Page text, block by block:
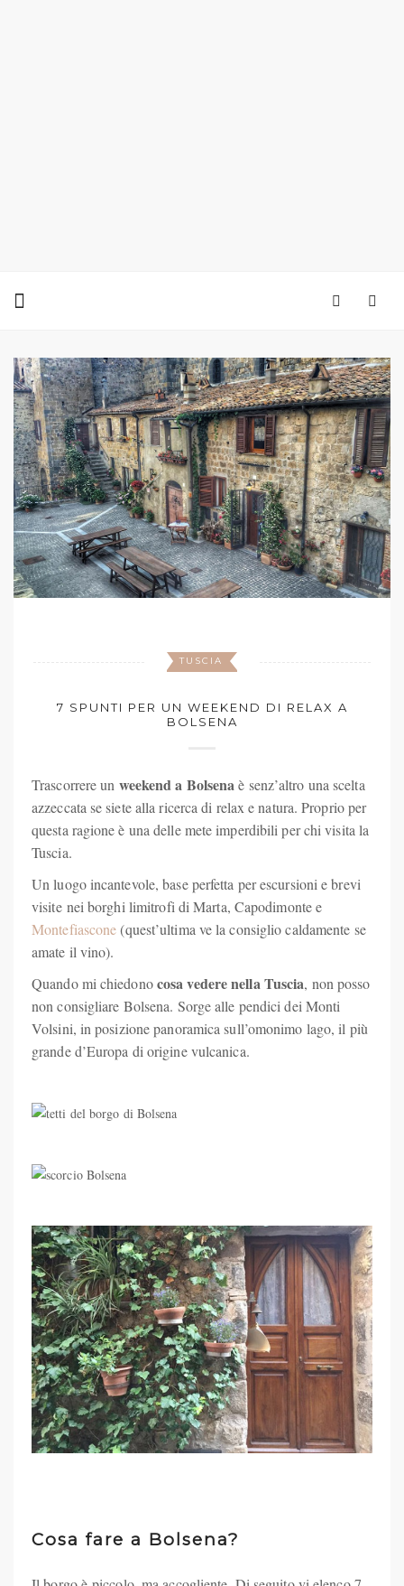
TUSCIA
7 SPUNTI PER UN WEEKEND DI RELAX A
BOLSENA
Trascorrere un weekend a Bolsena è senz’altro una scelta
azzeccata se siete alla ricerca di relax e natura. Proprio per
questa ragione è una delle mete imperdibili per chi visita la
Tuscia.
Un luogo incantevole, base perfetta per escursioni e brevi
visite nei borghi limitrofi di Marta, Capodimonte e
Montefiascone(quest’ultima ve la consiglio caldamente se
amate il vino).
Quando mi chiedonocosa vedere nella Tuscia, non posso
non consigliare Bolsena. Sorge alle pendici dei Monti
Volsini, in posizione panoramica sull’omonimo lago, il più
grande d’Europa di origine vulcanica.
Cosa fare a Bolsena?